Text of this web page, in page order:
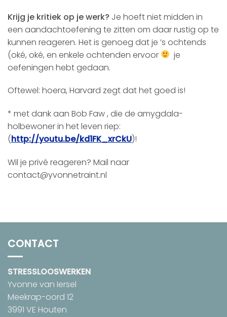
Krijg je kritiek op je werk? Je hoeft niet midden in
een aandachtoefening te zitten om daar rustig op te
kunnen reageren. Het is genoeg dat je ’s ochtends
(oké, oké, en enkele ochtenden ervoor
je
oefeningen hebt gedaan.
Oftewel: hoera, Harvard zegt dat het goed is!
* met dank aan Bob Faw , die de amygdala-
holbewoner in het leven riep:
(http://youtu.be/kd1FK_xrCkU)!
Wil je privé reageren? Mail naar
contact@yvonnetraint.nl
CONTACT
STRESSLOOSWERKEN
Yvonne van Iersel
Meekrap-oord 12
3991 VE Houten